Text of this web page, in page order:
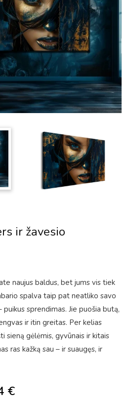
ir žavesio
naujus baldus, bet jums vis tiek
spalva taip pat neatliko savo
sprendimas. Jie puošia butą,
ir itin greitas. Per kelias
sieną gėlėmis, gyvūnais ir kitais
ras kažką sau – ir suaugęs, ir
€